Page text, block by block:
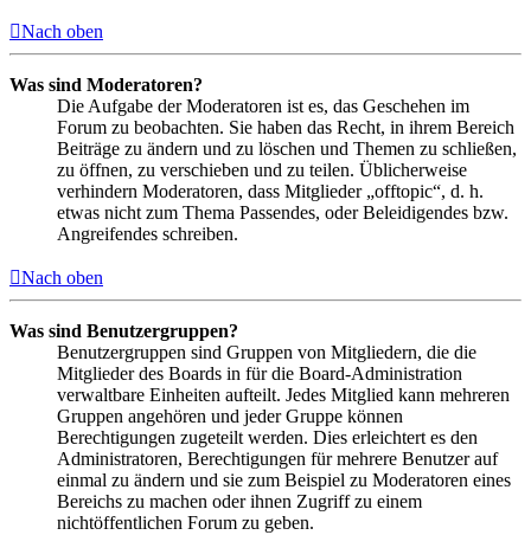
Nach oben
Was sind Moderatoren?
Die Aufgabe der Moderatoren ist es, das Geschehen im
Forum zu beobachten. Sie haben das Recht, in ihrem Bereich
Beiträge zu ändern und zu löschen und Themen zu schließen,
zu öffnen, zu verschieben und zu teilen. Üblicherweise
verhindern Moderatoren, dass Mitglieder „offtopic“, d. h.
etwas nicht zum Thema Passendes, oder Beleidigendes bzw.
Angreifendes schreiben.
Nach oben
Was sind Benutzergruppen?
Benutzergruppen sind Gruppen von Mitgliedern, die die
Mitglieder des Boards in für die Board-Administration
verwaltbare Einheiten aufteilt. Jedes Mitglied kann mehreren
Gruppen angehören und jeder Gruppe können
Berechtigungen zugeteilt werden. Dies erleichtert es den
Administratoren, Berechtigungen für mehrere Benutzer auf
einmal zu ändern und sie zum Beispiel zu Moderatoren eines
Bereichs zu machen oder ihnen Zugriff zu einem
nichtöffentlichen Forum zu geben.